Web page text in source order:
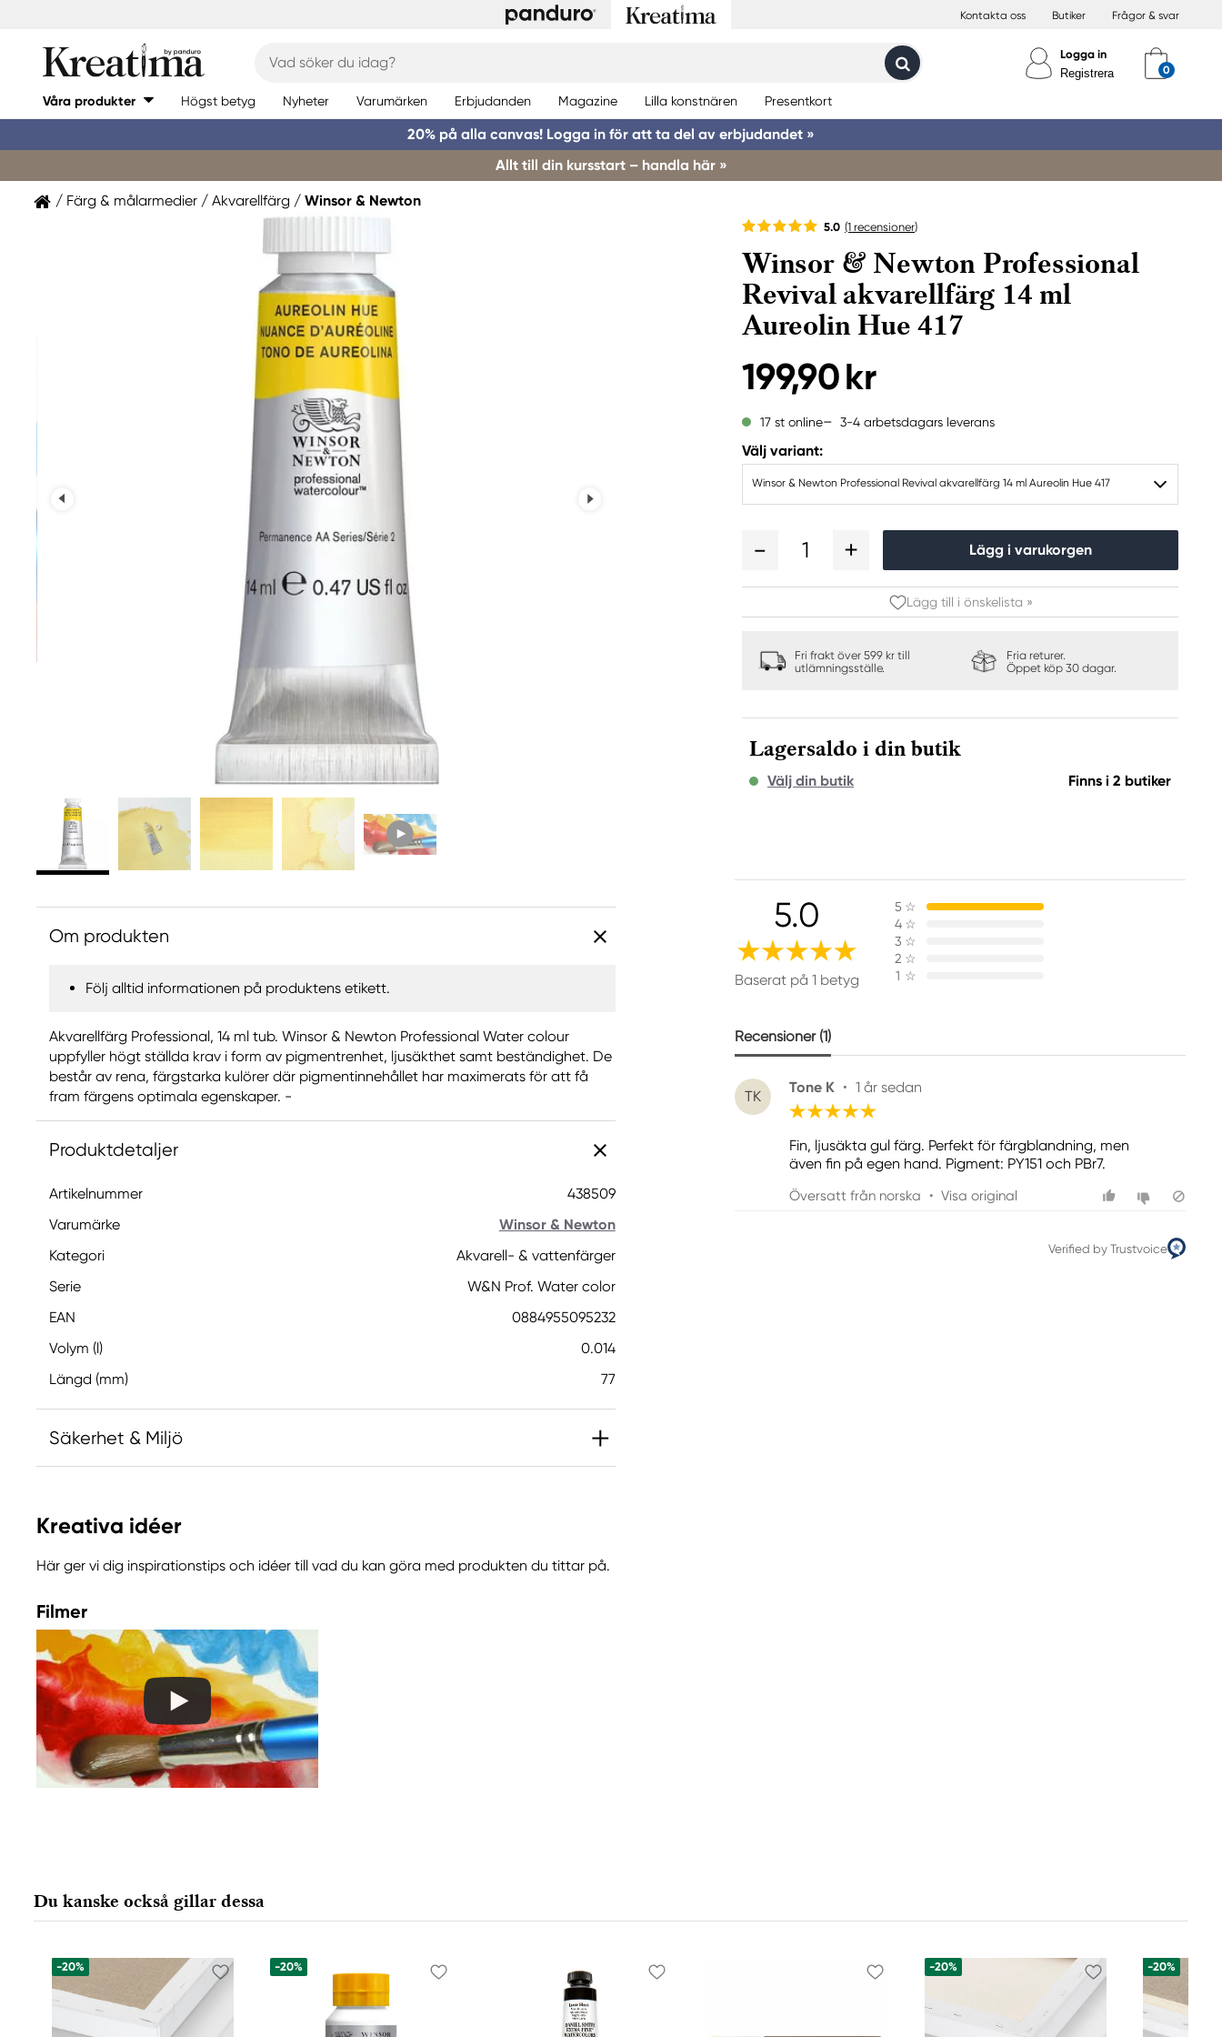
Kontakta oss Butiker Frågor & svar
Logga in
Registrera
Våra produkter Högst betyg Nyheter Varumärken Erbjudanden Magazine Lilla konstnären Presentkort
20% på alla canvas! Logga in för att ta del av erbjudandet »
Allt till din kursstart – handla här »
Färg & målarmedier Akvarellfärg Winsor & Newton
5.0 (1 recensioner)
Winsor & Newton Professional
Revival akvarellfärg 14 ml
Aureolin Hue 417
199,90 kr
17 st online 3-4 arbetsdagars leverans
Välj variant:
Winsor & Newton Professional Revival akvarellfärg 14 ml Aureolin Hue 417
1 Lägg i varukorgen
Lägg till i önskelista »
Fri frakt över 599 kr till
utlämningsställe.
Fria returer.
Öppet köp 30 dagar.
Lagersaldo i din butik
Välj din butik Finns i 2 butiker
Om produkten
Följ alltid informationen på produktens etikett.
Akvarellfärg Professional, 14 ml tub. Winsor & Newton Professional Water colour
uppfyller högt ställda krav i form av pigmentrenhet, ljusäkthet samt beständighet. De
består av rena, färgstarka kulörer där pigmentinnehållet har maximerats för att få
fram färgens optimala egenskaper. -
Produktdetaljer
Artikelnummer
438509
Varumärke
Winsor & Newton
Kategori
Akvarell- & vattenfärger
Serie
W&N Prof. Water color
EAN
0884955095232
Volym (l)
0.014
Längd (mm)
77
Säkerhet & Miljö
allergisk reaktion.
Innehåller 1,2-benzisotiazol-3(2H)-on (biocid). Kan orsaka en allergisk
reaktion.
Ansvarig EU
Winsor & Newton
Colart Sweden AB
Östra Långgatan 87
61930 Trosa, Sweden
info@colart.se
5.0
Baserat på 1 betyg
5 ☆
4 ☆
3 ☆
2 ☆
1 ☆
Recensioner (1)
TK
Tone K • 1 år sedan
Fin, ljusäkta gul färg. Perfekt för färgblandning, men
även fin på egen hand. Pigment: PY151 och PBr7.
Översatt från norska • Visa original
Verified by Trustvoice
Kreativa idéer
Här ger vi dig inspirationstips och idéer till vad du kan göra med produkten du tittar på.
Filmer
Du kanske också gillar dessa
-20% -20% -20% -20%